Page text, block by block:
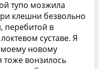
тупо мозжила
клешни безвольно
перебитой в
суставе. Я
моему новому
тоже вонзилось